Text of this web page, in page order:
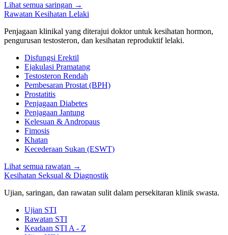
Lihat semua saringan →
Rawatan Kesihatan Lelaki
Penjagaan klinikal yang diterajui doktor untuk kesihatan hormon,
pengurusan testosteron, dan kesihatan reproduktif lelaki.
Disfungsi Erektil
Ejakulasi Pramatang
Testosteron Rendah
Pembesaran Prostat (BPH)
Prostatitis
Penjagaan Diabetes
Penjagaan Jantung
Kelesuan & Andropaus
Fimosis
Khatan
Kecederaan Sukan (ESWT)
Lihat semua rawatan →
Kesihatan Seksual & Diagnostik
Ujian, saringan, dan rawatan sulit dalam persekitaran klinik swasta.
Ujian STI
Rawatan STI
Keadaan STI A - Z